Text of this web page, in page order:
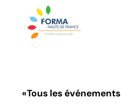
«Tous les événements